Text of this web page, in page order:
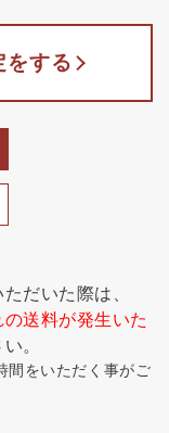
をする
だいた際は、
送料が発生いた
。
間をいただく事がご